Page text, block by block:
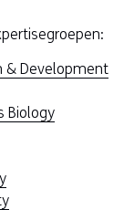
& Development
Biology